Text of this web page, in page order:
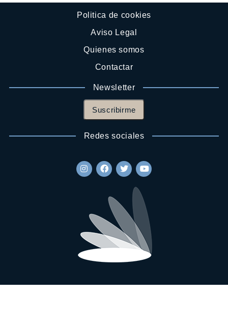
Politica de cookies
Aviso Legal
Quienes somos
Contactar
Newsletter
Suscribirme
Redes sociales